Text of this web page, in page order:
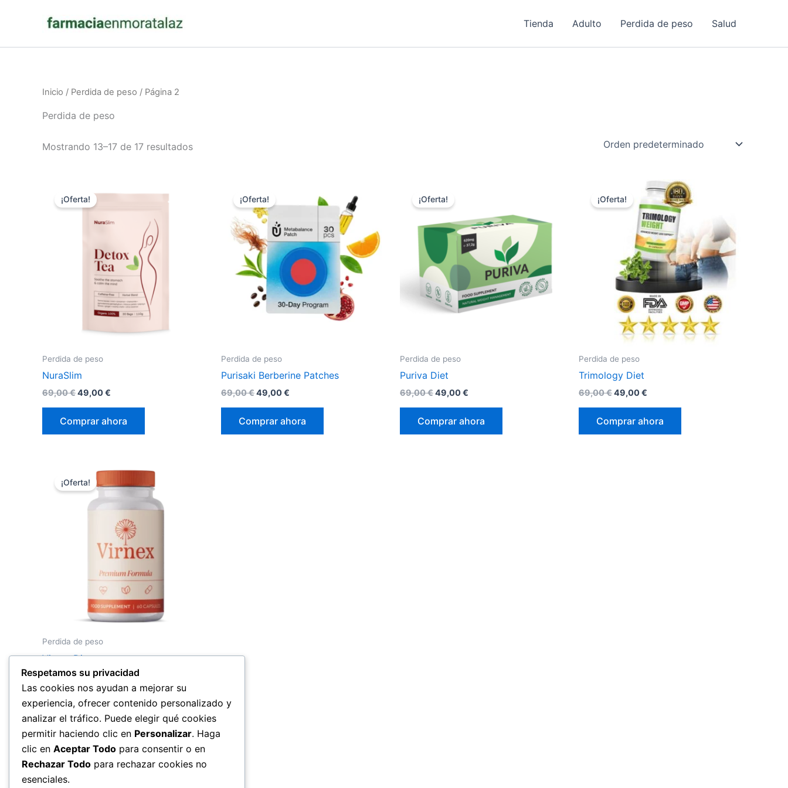
Tienda Adulto Perdida de peso Salud
Inicio / Perdida de peso / Página 2
Perdida de peso
Mostrando 13–17 de 17 resultados
¡Oferta!
Perdida de peso
NuraSlim
69,00€El
era:
69,00 €.
49,00€
es:
49,00 €.
Comprar ahora
¡Oferta!
Perdida de peso
Purisaki Berberine Patches
69,00€El
era:
69,00 €.
49,00€
es:
49,00 €.
Comprar ahora
¡Oferta!
Perdida de peso
Puriva Diet
69,00€El
era:
69,00 €.
49,00€
es:
49,00 €.
Comprar ahora
¡Oferta!
Perdida de peso
Trimology Diet
69,00€El
era:
69,00 €.
49,00€
es:
49,00 €.
Comprar ahora
¡Oferta!
Perdida de peso
Virnex Diet
69,00€ El
precio
original
era:
69,00 €.
49,00€El
precio
es:
49,00 €.
Comprar ahora
← 1 2
Respetamos su privacidad
Las cookies nos ayudan a mejorar su
experiencia, ofrecer contenido personalizado y
analizar el tráfico. Puede elegir qué cookies
permitir haciendo clic en Personalizar. Haga
clic en Aceptar Todo para consentir o en
Rechazar Todo para rechazar cookies no
esenciales.